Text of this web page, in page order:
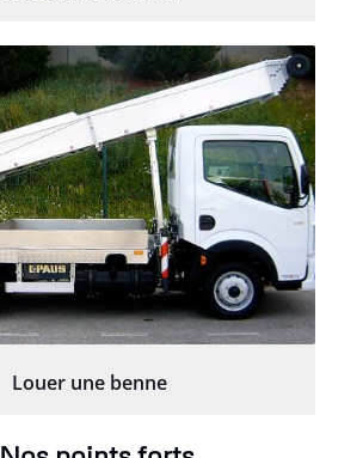
Louer une benne